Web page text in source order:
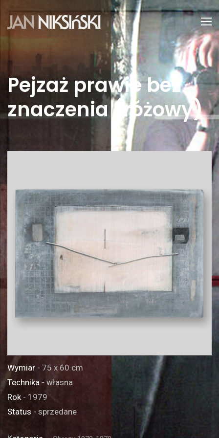
Pejzaż prawie bez
znaczenia (różowy)
Wymiar - 75 x 60 cm
Technika - własna
Rok- 1979
Status - sprzedane